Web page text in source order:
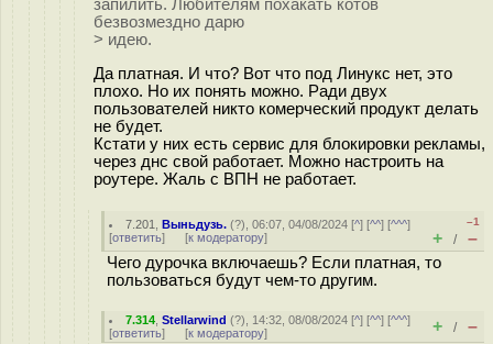
запилить. Любителям похакать котов
безвозмездно дарю
> идею.
Да платная. И что? Вот что под Линукс нет, это
плохо. Но их понять можно. Ради двух
пользователей никто комерческий продукт делать
не будет.
Кстати у них есть сервис для блокировки рекламы,
через днс свой работает. Можно настроить на
роутере. Жаль с ВПН не работает.
7.201 ,Выньдузь. (?), 06:07, 04/08/2024 [^] [^^] [^^^]
[ответить] [к модератору]
–1
+ / –
Чего дурочка включаешь? Если платная, то
пользоваться будут чем-то другим.
7.314 ,Stellarwind (?), 14:32, 08/08/2024 [^] [^^] [^^^]
[ответить] [к модератору] + / –